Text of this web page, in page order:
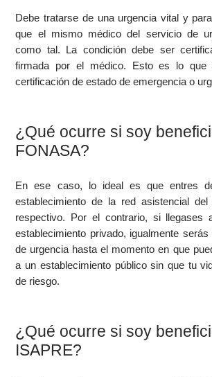
Debe tratarse de una urgencia vital y
que el mismo médico del servicio de
como tal. La condición debe ser
firmada por el médico. Esto es lo que
certificación de estado de emergencia o
¿Qué ocurre si soy
FONASA?
En ese caso, lo ideal es que entres
establecimiento de la red asistencial
respectivo. Por el contrario, si llegases
establecimiento privado, igualmente
de urgencia hasta el momento en que
a un establecimiento público sin que tu
de riesgo.
¿Qué ocurre si soy
ISAPRE?